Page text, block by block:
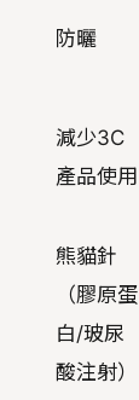
防曬
減少3C
產品使用
熊貓針
（膠原蛋
白/玻尿
酸注射）